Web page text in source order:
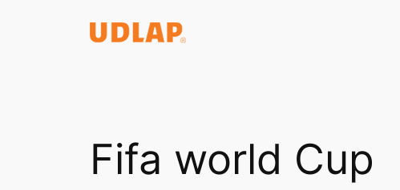
Fifa world Cup